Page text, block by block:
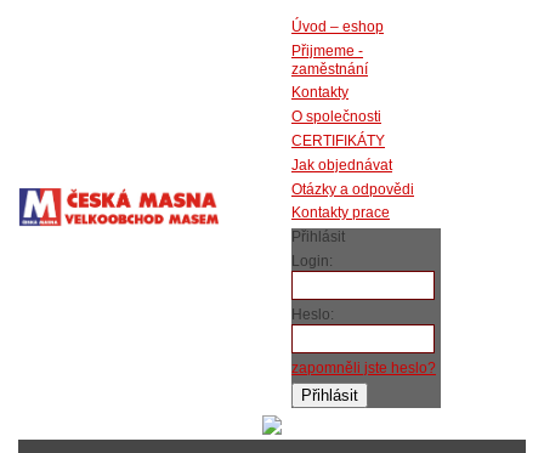
Úvod – eshop
Přijmeme -
zaměstnání
Kontakty
O společnosti
CERTIFIKÁTY
Jak objednávat
Otázky a odpovědi
Kontakty prace
Přihlásit
Login:
Heslo:
zapomněli jste heslo?